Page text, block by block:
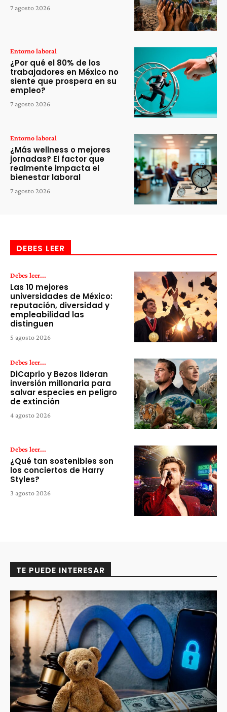
7 agosto 2026
Entorno laboral
¿Por qué el 80% de los
trabajadores en México no
siente que prospera en su
empleo?
7 agosto 2026
Entorno laboral
¿Más wellness o mejores
jornadas? El factor que
realmente impacta el
bienestar laboral
7 agosto 2026
DEBES LEER
Debes leer...
Las 10 mejores
universidades de México:
reputación, diversidad y
empleabilidad las
distinguen
5 agosto 2026
Debes leer...
DiCaprio y Bezos lideran
inversión millonaria para
salvar especies en peligro
de extinción
4 agosto 2026
Debes leer...
¿Qué tan sostenibles son
los conciertos de Harry
Styles?
3 agosto 2026
TE PUEDE INTERESAR